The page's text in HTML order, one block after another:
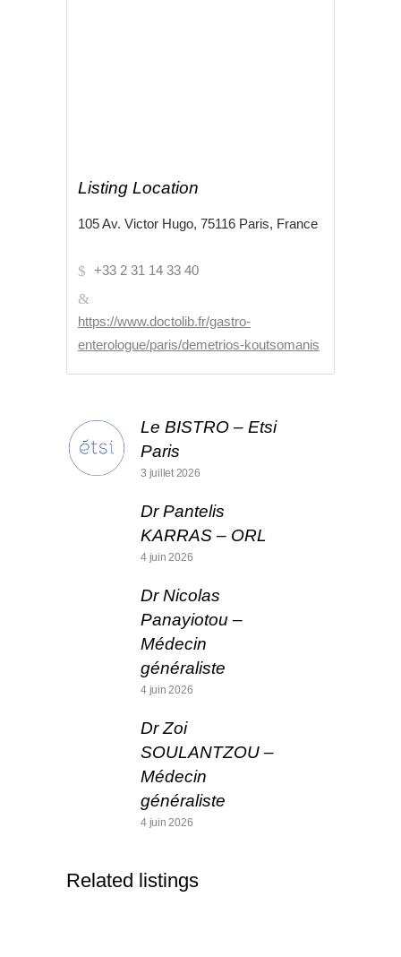
Listing Location
105 Av. Victor Hugo, 75116 Paris, France
+33 2 31 14 33 40
https://www.doctolib.fr/gastro-
enterologue/paris/demetrios-koutsomanis
Le BISTRO – Etsi
Paris
3 juillet 2026
Dr Pantelis
KARRAS – ORL
4 juin 2026
Dr Nicolas
Panayiotou –
Médecin
généraliste
4 juin 2026
Dr Zoi
SOULANTZOU –
Médecin
généraliste
4 juin 2026
Related listings